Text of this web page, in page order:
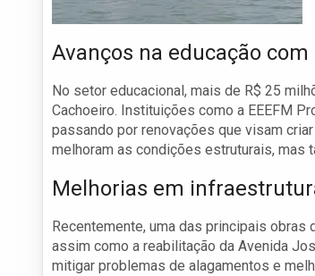
Avanços na educação
No setor educacional, mais de R$ 25
Cachoeiro. Instituições como a EEEFM
passando por renovações que visam
melhoram as condições estruturais, mas
Melhorias em
Recentemente, uma das principais
assim como a reabilitação da Avenida
mitigar problemas de alagamentos e